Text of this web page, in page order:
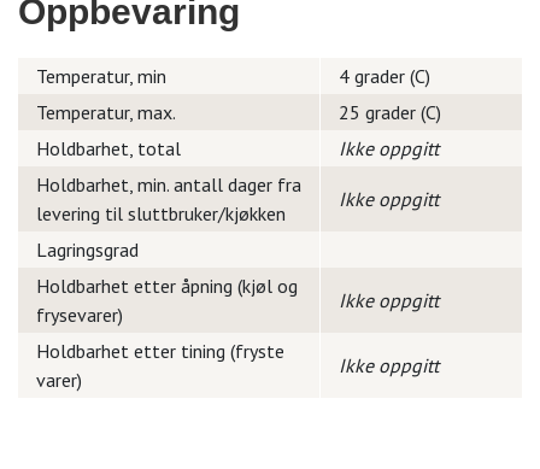
Oppbevaring
Temperatur, min
4 grader (C)
Temperatur, max.
25 grader (C)
Holdbarhet, total
Ikke oppgitt
Holdbarhet, min. antall dager fra
levering til sluttbruker/kjøkken
Ikke oppgitt
Lagringsgrad
Holdbarhet etter åpning (kjøl og
frysevarer)
Ikke oppgitt
Holdbarhet etter tining (fryste
varer)
Ikke oppgitt